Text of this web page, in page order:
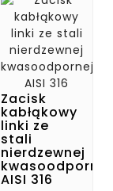
Zacisk
kabłąkowy
linki ze
stali
nierdzewnej
kwasoodpornej
AISI 316